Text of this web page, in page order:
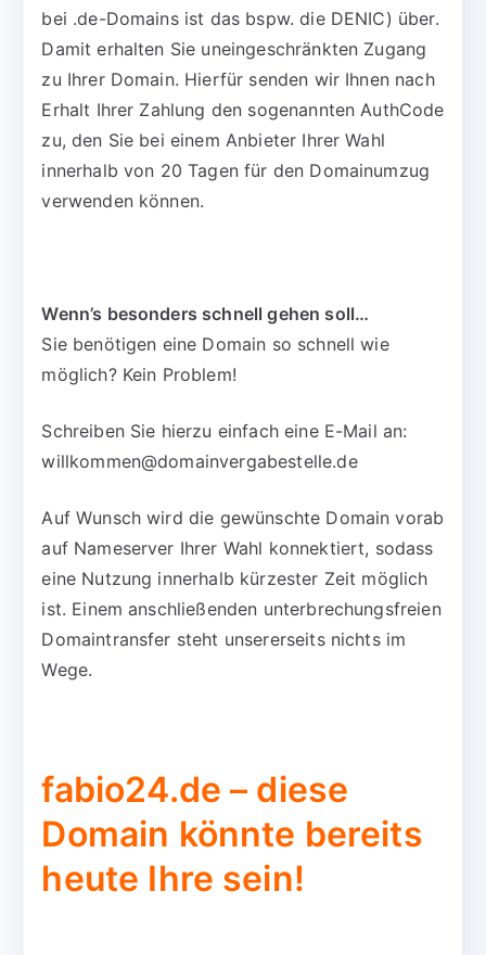
bei .de-Domains ist das bspw. die DENIC) über.
Damit erhalten Sie uneingeschränkten Zugang
zu Ihrer Domain. Hierfür senden wir Ihnen nach
Erhalt Ihrer Zahlung den sogenannten AuthCode
zu, den Sie bei einem Anbieter Ihrer Wahl
innerhalb von 20 Tagen für den Domainumzug
verwenden können.
Wenn’s besonders schnell gehen soll…
Sie benötigen eine Domain so schnell wie
möglich? Kein Problem!
Schreiben Sie hierzu einfach eine E-Mail an:
willkommen@domainvergabestelle.de
Auf Wunsch wird die gewünschte Domain vorab
auf Nameserver Ihrer Wahl konnektiert, sodass
eine Nutzung innerhalb kürzester Zeit möglich
ist. Einem anschließenden unterbrechungsfreien
Domaintransfer steht unsererseits nichts im
Wege.
fabio24.de – diese
Domain könnte bereits
heute Ihre sein!